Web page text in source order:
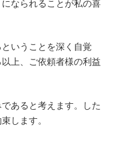
なられることが私の喜
いうことを深く自覚
上、ご依頼者様の利益
あると考えます。した
します。